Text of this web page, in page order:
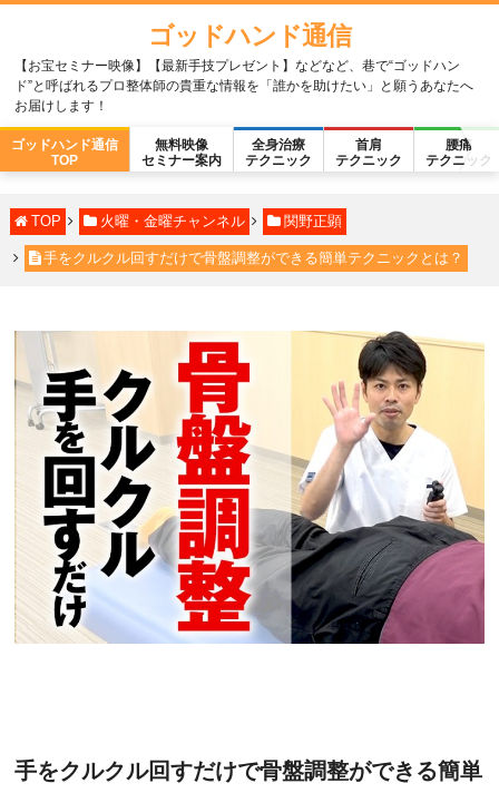
ゴッドハンド通信
【お宝セミナー映像】【最新手技プレゼント】などなど、巷で“ゴッドハン
ド”と呼ばれるプロ整体師の貴重な情報を「誰かを助けたい」と願うあなたへ
お届けします！
ゴッドハンド通信
TOP
無料映像
セミナー案内
全身治療
テクニック
首肩
テクニック
腰痛
テクニック
TOP 火曜・金曜チャンネル 関野正顕
手をクルクル回すだけで骨盤調整ができる簡単テクニックとは？
手をクルクル回すだけで骨盤調整ができる簡単